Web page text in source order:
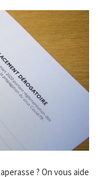
? On vous aide